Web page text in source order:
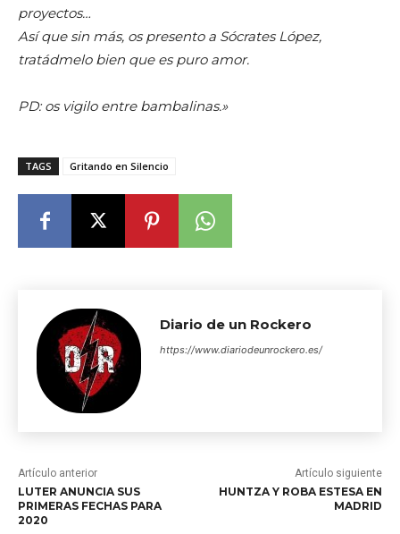
proyectos…
Así que sin más, os presento a Sócrates López,
tratádmelo bien que es puro amor.
PD: os vigilo entre bambalinas.»
TAGS Gritando en Silencio
Diario de un Rockero
https://www.diariodeunrockero.es/
Artículo anterior
LUTER ANUNCIA SUS
PRIMERAS FECHAS PARA
2020
Artículo siguiente
HUNTZA Y ROBA ESTESA EN
MADRID